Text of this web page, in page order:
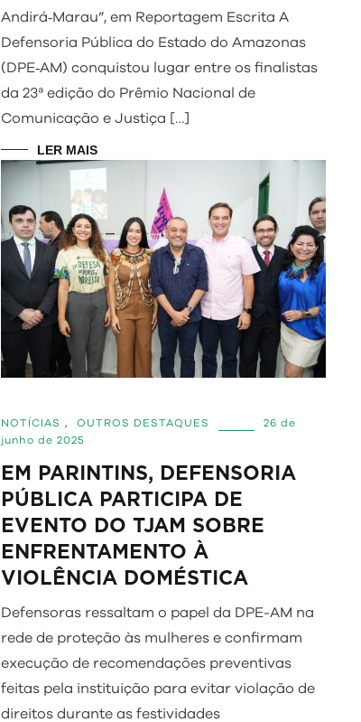
Andirá‑Marau”, em Reportagem Escrita A
Defensoria Pública do Estado do Amazonas
(DPE‑AM) conquistou lugar entre os finalistas
da 23ª edição do Prêmio Nacional de
Comunicação e Justiça […]
LER MAIS
NOTÍCIAS , OUTROS DESTAQUES
26 de
junho de 2025
EM PARINTINS, DEFENSORIA
PÚBLICA PARTICIPA DE
EVENTO DO TJAM SOBRE
ENFRENTAMENTO À
VIOLÊNCIA DOMÉSTICA
Defensoras ressaltam o papel da DPE-AM na
rede de proteção às mulheres e confirmam
execução de recomendações preventivas
feitas pela instituição para evitar violação de
direitos durante as festividades